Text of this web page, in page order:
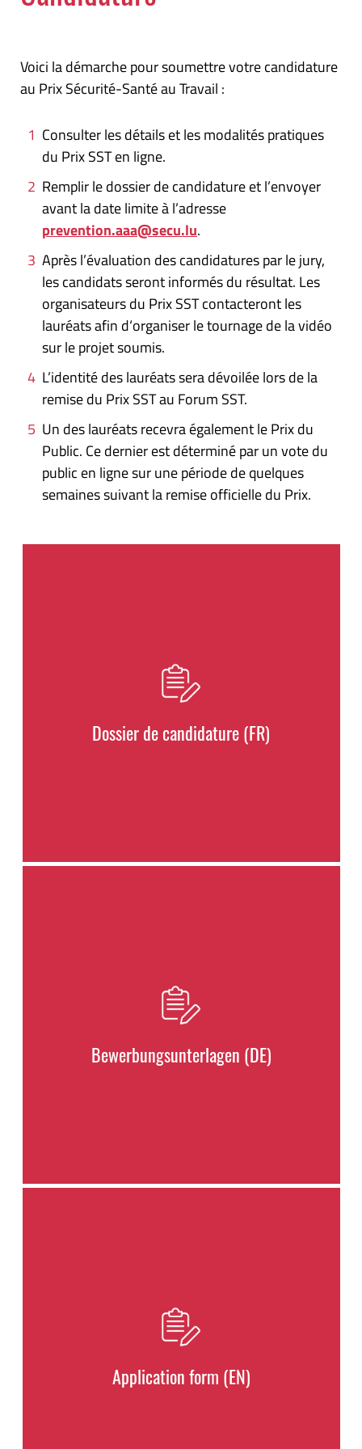
Voici la démarche pour soumettre votre candidature
au Prix Sécurité-Santé au Travail :
Consulter les détails et les modalités pratiques
du Prix SST en ligne.
Remplir le dossier de candidature et l’envoyer
avant la date limite à l’adresse
prevention.aaa@secu.lu.
Après l’évaluation des candidatures par le jury,
les candidats seront informés du résultat. Les
organisateurs du Prix SST contacteront les
lauréats afin d‘organiser le tournage de la vidéo
sur le projet soumis.
L’identité des lauréats sera dévoilée lors de la
remise du Prix SST au Forum SST.
Un des lauréats recevra également le Prix du
Public. Ce dernier est déterminé par un vote du
public en ligne sur une période de quelques
semaines suivant la remise officielle du Prix.
Dossier de candidature (FR)
Bewerbungsunterlagen (DE)
Application form (EN)